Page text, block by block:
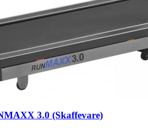
3.0 (Skaffevare)